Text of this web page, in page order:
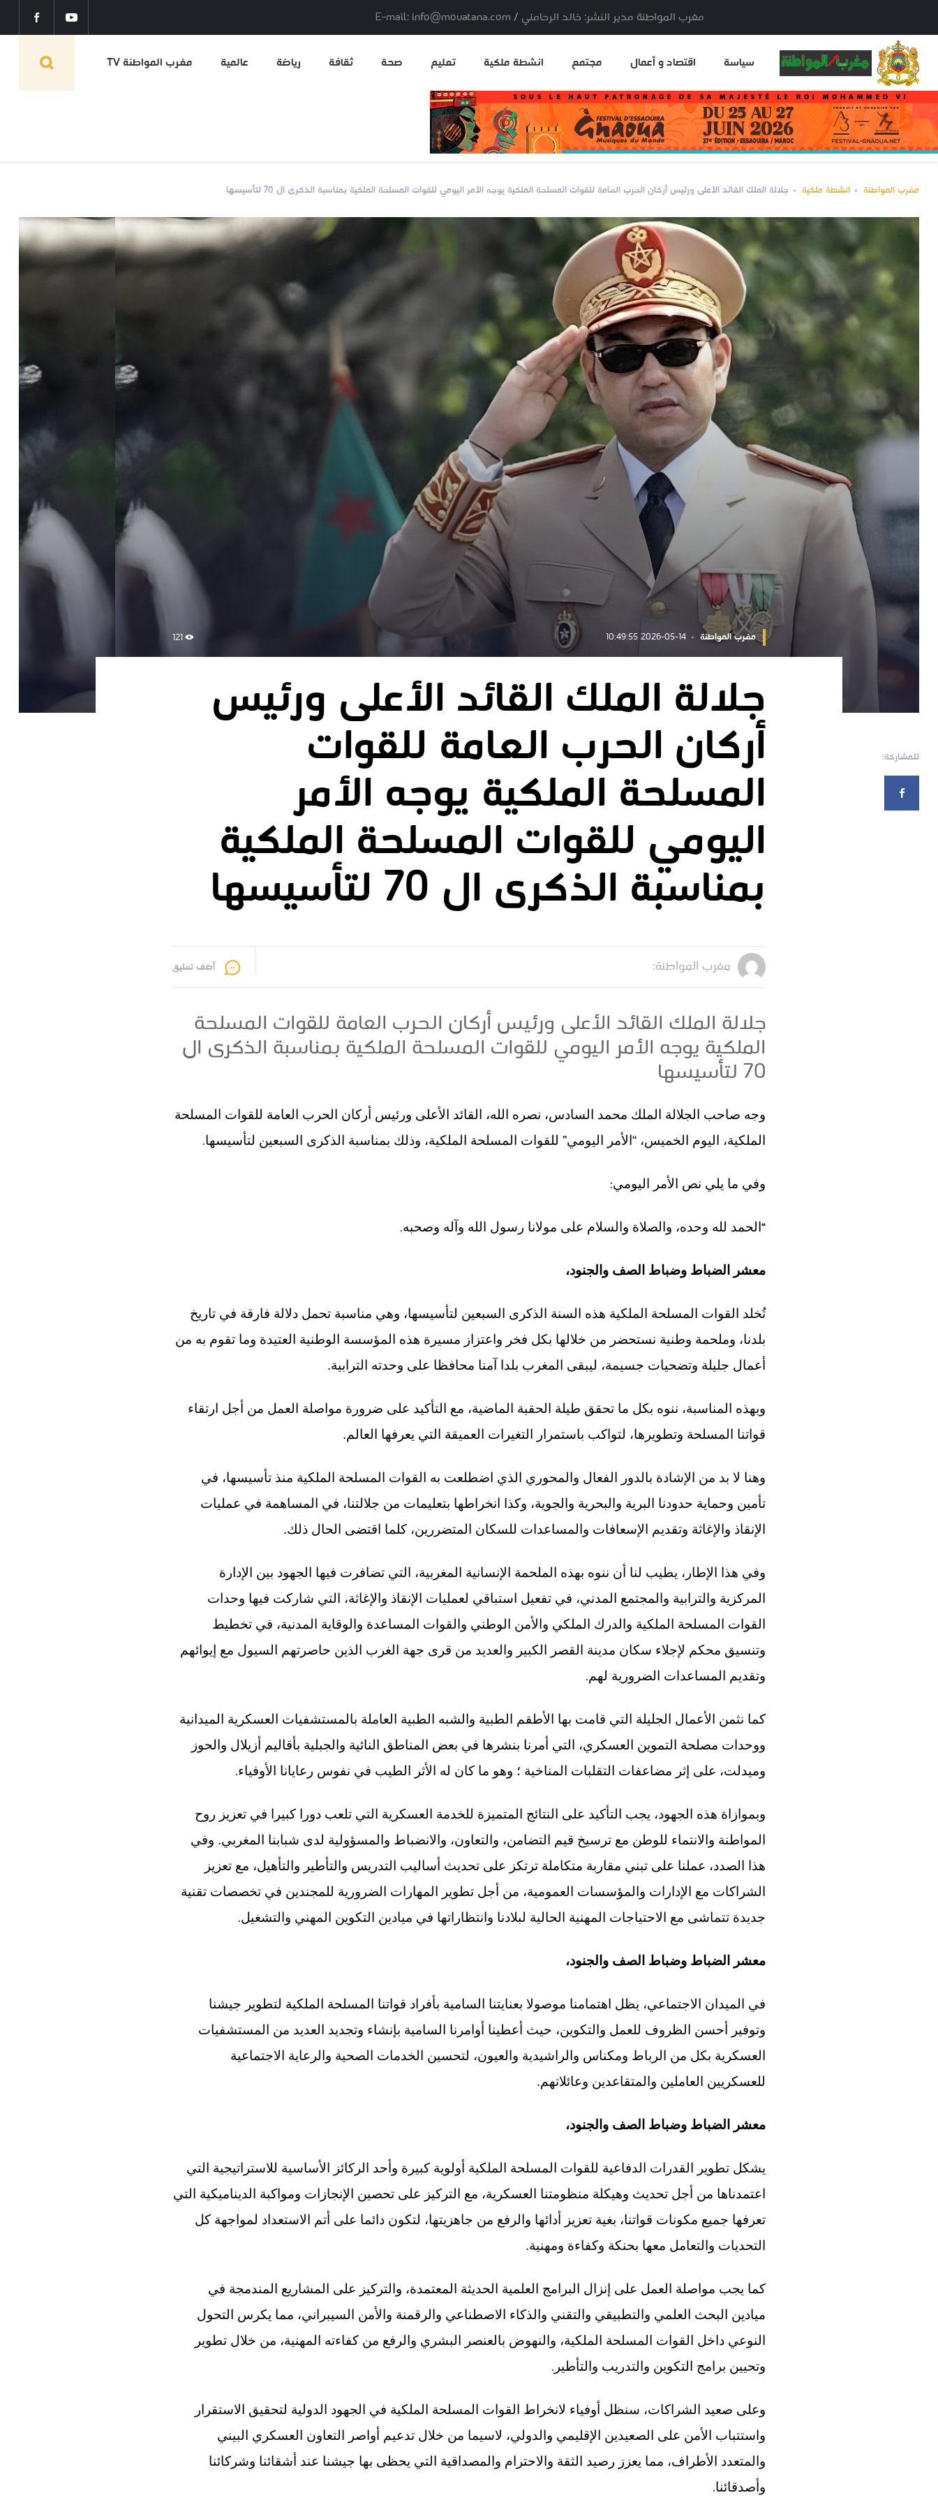
مغرب المواطنة مدير النشر: خالد الرحامني / E-mail: info@mouatana.com
سياسة اقتصاد و أعمال مجتمع انشطة ملكية تعليم صحة ثقافة رياضة عالمية مغرب المواطنة TV
مغرب المواطنة انشطة ملكية جلالة الملك القائد الأعلى ورئيس أركان الحرب العامة للقوات المسلحة الملكية يوجه الأمر اليومي للقوات المسلحة الملكية بمناسبة الذكرى ال 70 لتأسيسها
مغرب المواطنة 2026-05-14 10:49:55
121
للمشاركة:
جلالة الملك القائد الأعلى ورئيس
أركان الحرب العامة للقوات
المسلحة الملكية يوجه الأمر
اليومي للقوات المسلحة الملكية
بمناسبة الذكرى ال 70 لتأسيسها
مغرب المواطنة: أضف تعليق
جلالة الملك القائد الأعلى ورئيس أركان الحرب العامة للقوات المسلحة
الملكية يوجه الأمر اليومي للقوات المسلحة الملكية بمناسبة الذكرى ال
70 لتأسيسها
وجه صاحب الجلالة الملك محمد السادس، نصره الله، القائد الأعلى ورئيس أركان الحرب العامة للقوات المسلحة
الملكية، اليوم الخميس، “الأمر اليومي” للقوات المسلحة الملكية، وذلك بمناسبة الذكرى السبعين لتأسيسها.
وفي ما يلي نص الأمر اليومي:
“ الحمد لله وحده، والصلاة والسلام على مولانا رسول الله وآله وصحبه.
معشر الضباط وضباط الصف والجنود،
تُخلد القوات المسلحة الملكية هذه السنة الذكرى السبعين لتأسيسها، وهي مناسبة تحمل دلالة فارقة في تاريخ
بلدنا، وملحمة وطنية نستحضر من خلالها بكل فخر واعتزاز مسيرة هذه المؤسسة الوطنية العتيدة وما تقوم به من
أعمال جليلة وتضحيات جسيمة، ليبقى المغرب بلدا آمنا محافظا على وحدته الترابية.
وبهذه المناسبة، ننوه بكل ما تحقق طيلة الحقبة الماضية، مع التأكيد على ضرورة مواصلة العمل من أجل ارتقاء
قواتنا المسلحة وتطويرها، لتواكب باستمرار التغيرات العميقة التي يعرفها العالم.
وهنا لا بد من الإشادة بالدور الفعال والمحوري الذي اضطلعت به القوات المسلحة الملكية منذ تأسيسها، في
تأمين وحماية حدودنا البرية والبحرية والجوية، وكذا انخراطها بتعليمات من جلالتنا، في المساهمة في عمليات
الإنقاذ والإغاثة وتقديم الإسعافات والمساعدات للسكان المتضررين، كلما اقتضى الحال ذلك.
وفي هذا الإطار، يطيب لنا أن ننوه بهذه الملحمة الإنسانية المغربية، التي تضافرت فيها الجهود بين الإدارة
المركزية والترابية والمجتمع المدني، في تفعيل استباقي لعمليات الإنقاذ والإغاثة، التي شاركت فيها وحدات
القوات المسلحة الملكية والدرك الملكي والأمن الوطني والقوات المساعدة والوقاية المدنية، في تخطيط
وتنسيق محكم لإجلاء سكان مدينة القصر الكبير والعديد من قرى جهة الغرب الذين حاصرتهم السيول مع إيوائهم
وتقديم المساعدات الضرورية لهم.
كما نثمن الأعمال الجليلة التي قامت بها الأطقم الطبية والشبه الطبية العاملة بالمستشفيات العسكرية الميدانية
ووحدات مصلحة التموين العسكري، التي أمرنا بنشرها في بعض المناطق النائية والجبلية بأقاليم أزيلال والحوز
وميدلت، على إثر مضاعفات التقلبات المناخية ؛ وهو ما كان له الأثر الطيب في نفوس رعايانا الأوفياء.
وبموازاة هذه الجهود، يجب التأكيد على النتائج المتميزة للخدمة العسكرية التي تلعب دورا كبيرا في تعزيز روح
المواطنة والانتماء للوطن مع ترسيخ قيم التضامن، والتعاون، والانضباط والمسؤولية لدى شبابنا المغربي. وفي
هذا الصدد، عملنا على تبني مقاربة متكاملة ترتكز على تحديث أساليب التدريس والتأطير والتأهيل، مع تعزيز
الشراكات مع الإدارات والمؤسسات العمومية، من أجل تطوير المهارات الضرورية للمجندين في تخصصات تقنية
جديدة تتماشى مع الاحتياجات المهنية الحالية لبلادنا وانتظاراتها في ميادين التكوين المهني والتشغيل.
معشر الضباط وضباط الصف والجنود،
في الميدان الاجتماعي، يظل اهتمامنا موصولا بعنايتنا السامية بأفراد قواتنا المسلحة الملكية لتطوير جيشنا
وتوفير أحسن الظروف للعمل والتكوين، حيث أعطينا أوامرنا السامية بإنشاء وتجديد العديد من المستشفيات
العسكرية بكل من الرباط ومكناس والراشيدية والعيون، لتحسين الخدمات الصحية والرعاية الاجتماعية
للعسكريين العاملين والمتقاعدين وعائلاتهم.
معشر الضباط وضباط الصف والجنود،
يشكل تطوير القدرات الدفاعية للقوات المسلحة الملكية أولوية كبيرة وأحد الركائز الأساسية للاستراتيجية التي
اعتمدناها من أجل تحديث وهيكلة منظومتنا العسكرية، مع التركيز على تحصين الإنجازات ومواكبة الديناميكية التي
تعرفها جميع مكونات قواتنا، بغية تعزيز أدائها والرفع من جاهزيتها، لتكون دائما على أتم الاستعداد لمواجهة كل
التحديات والتعامل معها بحنكة وكفاءة ومهنية.
كما يجب مواصلة العمل على إنزال البرامج العلمية الحديثة المعتمدة، والتركيز على المشاريع المندمجة في
ميادين البحث العلمي والتطبيقي والتقني والذكاء الاصطناعي والرقمنة والأمن السيبراني، مما يكرس التحول
النوعي داخل القوات المسلحة الملكية، والنهوض بالعنصر البشري والرفع من كفاءته المهنية، من خلال تطوير
وتحيين برامج التكوين والتدريب والتأطير .
وعلى صعيد الشراكات، سنظل أوفياء لانخراط القوات المسلحة الملكية في الجهود الدولية لتحقيق الاستقرار
واستتباب الأمن على الصعيدين الإقليمي والدولي، لاسيما من خلال تدعيم أواصر التعاون العسكري البيني
والمتعدد الأطراف، مما يعزز رصيد الثقة والاحترام والمصداقية التي يحظى بها جيشنا عند أشقائنا وشركائنا
وأصدقائنا.